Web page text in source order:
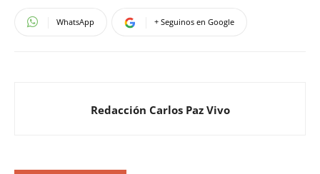
WhatsApp + Seguinos en Google
Redacción Carlos Paz Vivo